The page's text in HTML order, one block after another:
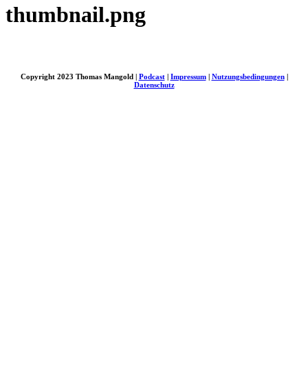
thumbnail.png
Copyright 2023 Thomas Mangold | Podcast| Impressum| Nutzungsbedingungen|
Datenschutz